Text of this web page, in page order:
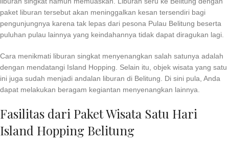
paket liburan tersebut akan meninggalkan kesan tersendiri bagi
pengunjungnya karena tak lepas dari pesona Pulau Belitung beserta
puluhan pulau lainnya yang keindahannya tidak dapat diragukan lagi.
Cara menikmati liburan singkat menyenangkan salah satunya adalah
dengan mendatangi Island Hopping. Selain itu, objek wisata yang satu
ini juga sudah menjadi andalan liburan di Belitung. Di sini pula, Anda
dapat melakukan beragam kegiantan menyenangkan lainnya.
Fasilitas dari Paket Wisata Satu Hari
Island Hopping Belitung